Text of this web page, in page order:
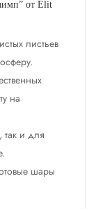
от Elit
листьев
на
и для
шары